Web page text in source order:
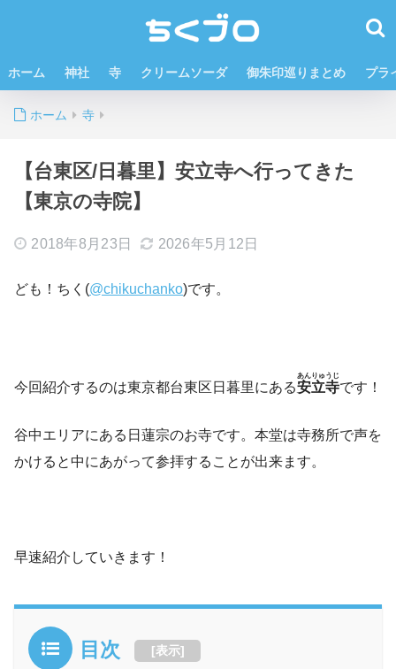
ホーム 神社 寺 クリームソーダ 御朱印巡りまとめ プラ
ホーム 寺
【台東区/日暮里】安立寺へ行ってきた
【東京の寺院】
2018年8月23日 2026年5月12日
ども！ちく(@chikuchanko)です。
今回紹介するのは東京都台東区日暮里にある安立寺
あんりゅうじ
です！
谷中エリアにある日蓮宗のお寺です。本堂は寺務所で声を
かけると中にあがって参拝することが出来ます。
早速紹介していきます！
目次 [表示]